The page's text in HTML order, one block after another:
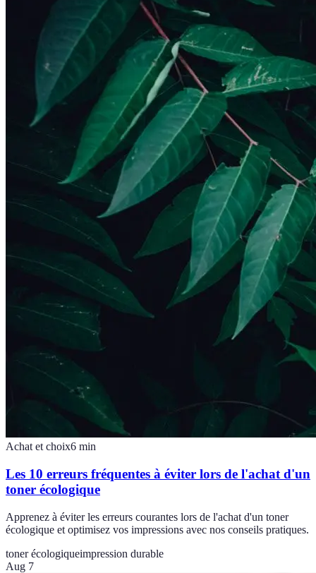
Achat et choix6 min
Les 10 erreurs fréquentes à éviter lors de l'achat d'un
toner écologique
Apprenez à éviter les erreurs courantes lors de l'achat d'un toner
écologique et optimisez vos impressions avec nos conseils pratiques.
toner écologiqueimpression durable
Aug 7